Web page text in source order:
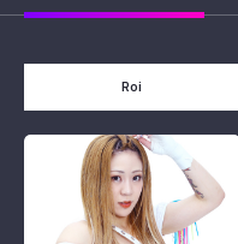
Roi